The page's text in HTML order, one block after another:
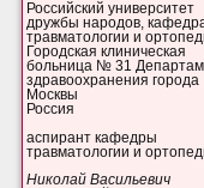
Российский университет
дружбы народов,
травматологии и
Городская клиническая
больница № 31
здравоохранения города
Москвы
Россия
аспирант кафедры
травматологии и
Николай Васильевич